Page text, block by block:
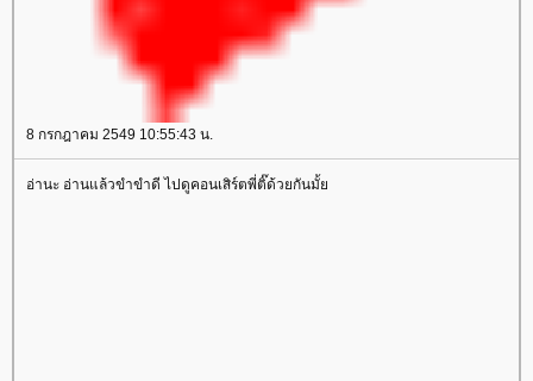
8 กรกฎาคม 2549 10:55:43 น.
อ่านะ อ่านแล้วขำขำดี ไปดูคอนเสิร์ตพี่ติ๊ด้วยกันมั้